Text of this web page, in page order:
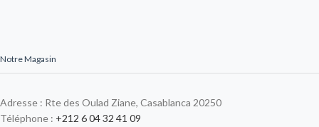
Notre Magasin
Adresse : Rte des Oulad Ziane, Casablanca 20250
Téléphone : +212 6 04 32 41 09